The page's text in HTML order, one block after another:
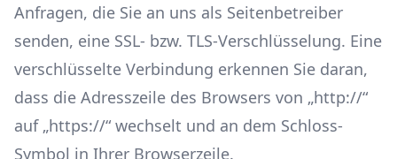
Anfragen, die Sie an uns als Seitenbetreiber
senden, eine SSL- bzw. TLS-Verschlüsselung. Eine
verschlüsselte Verbindung erkennen Sie daran,
dass die Adresszeile des Browsers von „http://“
auf „https://“ wechselt und an dem Schloss-
Symbol in Ihrer Browserzeile.